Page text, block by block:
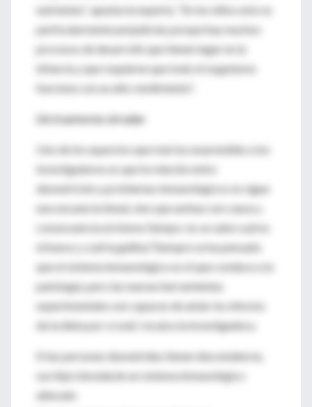
nutrientes”, apunta la experta. “En los niños esto es
particularmente perjudicial, porque hay muchos
procesos de desarrollo que tienen lugar en la
infancia y que requieren que todo el organismo
funcione con un alto rendimiento”.
Un trastorno circular
Uno de los aspectos que más ha sorprendido a los
investigadores es que la relación entre
desnutrición y problemas inmunológicos no sigue
una secuencia lineal, sino que ambas son causa y
consecuencia al mismo tiempo: no se sabe cuál es
el huevo y cuál la gallina."Siempre se ha pensado
que el sistema inmunológico es el que conduce a la
patología, pero las nuevas herramientas
experimentales son capaces de aislar los efectos
de la dieta por sí sola”, recalca la investigadora.
Si las personas desnutridas tienen descendencia,
sus hijos heredarán un sistema inmunológico
alterado